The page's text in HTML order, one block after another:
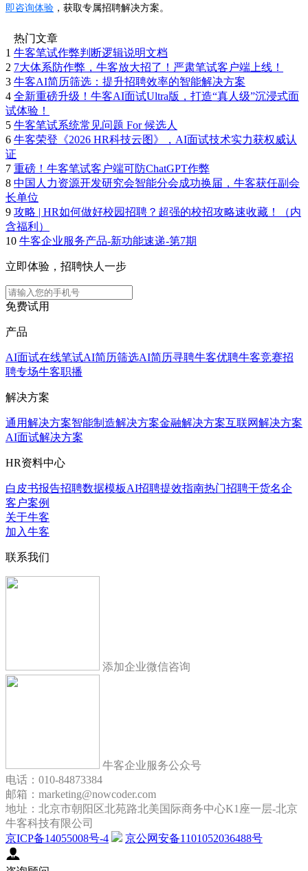
即咨询体验 ，获取专属招聘解决方案。
热门文章
1 牛客笔试作弊判断逻辑说明文档
2 7大体系防作弊，牛客放大招了！严肃笔试客户端上线！
3 牛客AI简历筛选：提升招聘效率的智能解决方案
4 全新重磅升级！牛客AI面试Ultra版，打造“真人级”沉浸式面
试体验！
5 牛客笔试系统常见问题 For 候选人
6 牛客荣登《2026 HR科技云图》，AI面试技术实力获权威认
证
7 重磅！牛客笔试客户端可防ChatGPT作弊
8 中国人力资源开发研究会智能分会成功换届，牛客获任副会
长单位
9 攻略 | HR如何做好校园招聘？超强的校招攻略速收藏！（内
含福利）
10 牛客企业服务产品-新功能速递-第7期
立即体验，招聘快人一步
免费试用
产品
AI面试在线笔试AI简历筛选AI简历寻聘牛客优聘牛客竞赛招
聘专场牛客职播
解决方案
通用解决方案智能制造解决方案金融解决方案互联网解决方案
AI面试解决方案
HR资料中心
白皮书报告招聘数据模板AI招聘提效指南热门招聘干货名企
客户案例
关于牛客
加入牛客
联系我们
添加企业微信咨询
牛客企业服务公众号
电话：010-84873384
邮箱：marketing@nowcoder.com
地址：北京市朝阳区北苑路北美国际商务中心K1座一层-北京
牛客科技有限公司
京ICP备14055008号-4
京公网安备1101052036488号